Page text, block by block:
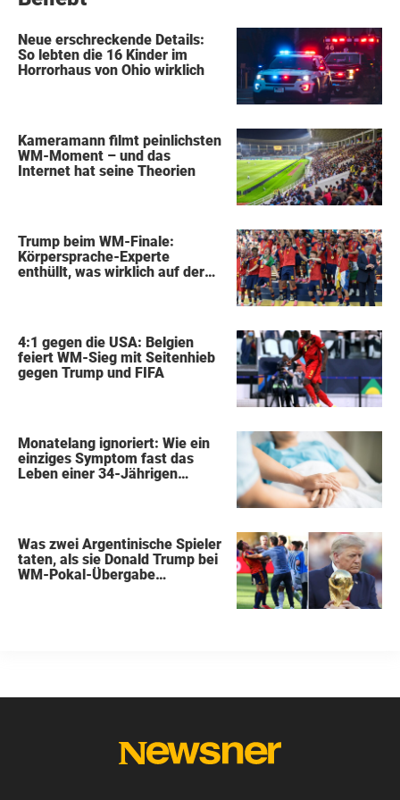
Neue erschreckende Details:
So lebten die 16 Kinder im
Horrorhaus von Ohio wirklich
Kameramann filmt peinlichsten
WM-Moment – und das
Internet hat seine Theorien
Trump beim WM-Finale:
Körpersprache-Experte
enthüllt, was wirklich auf der
4:1 gegen die USA: Belgien
feiert WM-Sieg mit Seitenhieb
gegen Trump und FIFA
Monatelang ignoriert: Wie ein
einziges Symptom fast das
Leben einer 34-Jährigen
Was zwei Argentinische Spieler
taten, als sie Donald Trump bei
WM-Pokal-Übergabe